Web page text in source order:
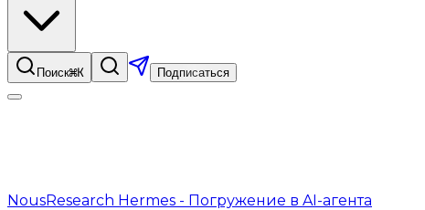
Поиск⌘K Подписаться
NousResearch Hermes - Погружение в AI-агента